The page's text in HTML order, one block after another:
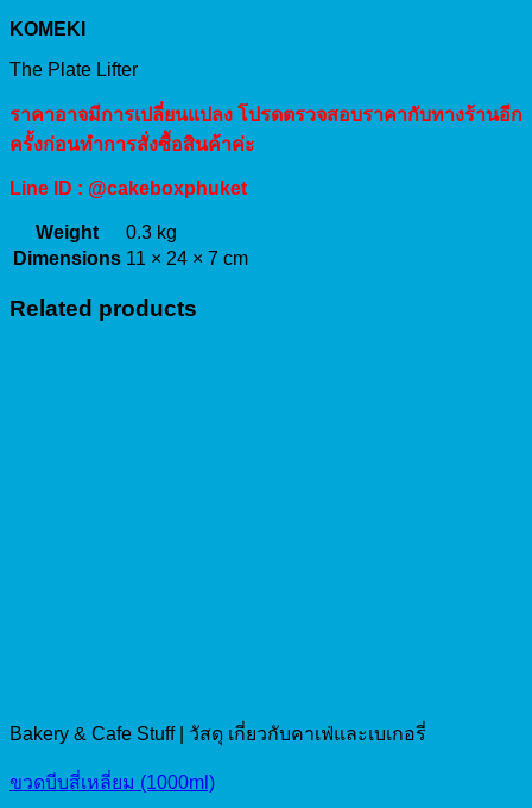
KOMEKI
The Plate Lifter
ราคาอาจมีการเปลี่ยนแปลง โปรดตรวจสอบราคากับทางร้านอีก
ครั้งก่อนทำการสั่งซื้อสินค้าค่ะ
Line ID : @cakeboxphuket
Weight
0.3 kg
Dimensions 11 × 24 × 7 cm
Related products
Bakery & Cafe Stuff | วัสดุ เกี่ยวกับคาเฟ่และเบเกอรี่
ขวดบีบสี่เหลี่ยม (1000ml)